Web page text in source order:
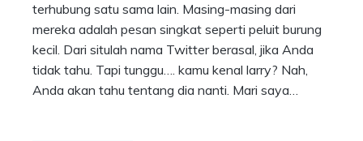
terhubung satu sama lain. Masing-masing dari
mereka adalah pesan singkat seperti peluit burung
kecil. Dari situlah nama Twitter berasal, jika Anda
tidak tahu. Tapi tunggu…. kamu kenal larry? Nah,
Anda akan tahu tentang dia nanti. Mari saya…